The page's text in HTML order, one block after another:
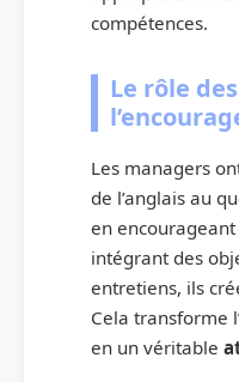
compétences.
Le rôle
Les managers
de l’anglais au
en
intégrant des
entretiens, ils
Cela transforme
en un véritable